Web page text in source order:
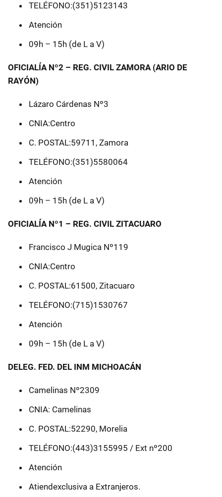
TELÉFONO:(351)5123143
Atención
09h – 15h (de L a V)
OFICIALÍA Nº2 – REG. CIVIL ZAMORA (ARIO DE
RAYÓN)
Lázaro Cárdenas Nº3
CNIA:Centro
C. POSTAL:59711, Zamora
TELÉFONO:(351)5580064
Atención
09h – 15h (de L a V)
OFICIALÍA Nº1 – REG. CIVIL ZITACUARO
Francisco J Mugica Nº119
CNIA:Centro
C. POSTAL:61500, Zitacuaro
TELÉFONO:(715)1530767
Atención
09h – 15h (de L a V)
DELEG. FED. DEL INM MICHOACÁN
Camelinas Nº2309
CNIA: Camelinas
C. POSTAL:52290, Morelia
TELÉFONO:(443)3155995 / Ext nº200
Atención
Atiendexclusiva a Extranjeros.